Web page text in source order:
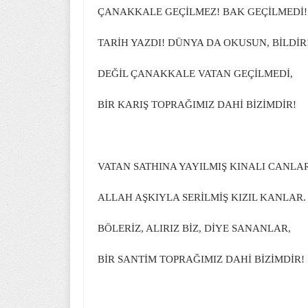
ÇANAKKALE GEÇİLMEZ! BAK GEÇİLMEDİ!
TARİH YAZDI! DÜNYA DA OKUSUN,
DEĞİL ÇANAKKALE VATAN GEÇİLMEDİ,
BİR KARIŞ TOPRAĞIMIZ DAHİ BİZİMDİR!
VATAN SATHINA YAYILMIŞ KINALI
ALLAH AŞKIYLA SERİLMİŞ KIZIL KANLAR.
BÖLERİZ, ALIRIZ BİZ, DİYE SANANLAR,
BİR SANTİM TOPRAĞIMIZ DAHİ BİZİMDİR!